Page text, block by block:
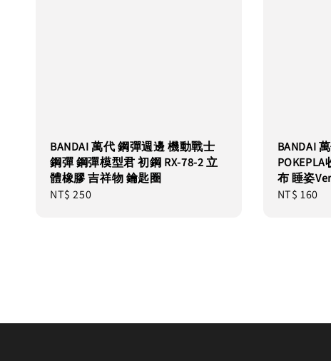
BANDAI 萬代 鋼彈週邊 機動戰士
鋼彈 鋼彈模型君 初鋼 RX-78-2 立
體橡膠 吉祥物 鑰匙圈
Regular
NT$ 250
BANDAI
布 睡姿
Regular
NT$ 160